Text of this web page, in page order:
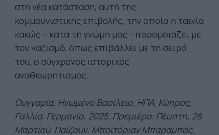
στη νέα κατάσταση, αυτή της
κομμουνιστικής επιβολής, την οποία η ταινία
κακώς – κατά τη γνώμη μας - παρομοιάζει με
τον ναζισμό, όπως επιβάλλει με τη σειρά
του, ο σύγχρονος ιστορικός
αναθεωρητισμός.
Ουγγαρία, Ηνωμένο Βασίλειο, ΗΠΑ, Κύπρος,
Γαλλία, Γερμανία, 2025. Πρεμιέρα: Πέμπτη, 26
Μαρτίου. Παίζουν:Μποϊτόριαν Μπαραμπάς,